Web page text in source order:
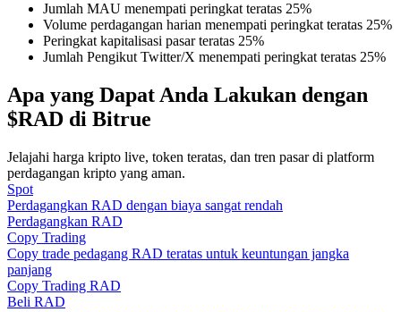
Memandu
Panduan Pemula Berjangka
Jumlah MAU menempati peringkat teratas 25%
Volume perdagangan harian menempati peringkat teratas 25%
Peringkat kapitalisasi pasar teratas 25%
Jumlah Pengikut Twitter/X menempati peringkat teratas 25%
Apa yang Dapat Anda Lakukan dengan
$RAD di Bitrue
Jelajahi harga kripto live, token teratas, dan tren pasar di platform
perdagangan kripto yang aman.
Spot
Perdagangkan RAD dengan biaya sangat rendah
Perdagangkan RAD
Copy Trading
Copy trade pedagang RAD teratas untuk keuntungan jangka
panjang
Copy Trading RAD
Beli RAD